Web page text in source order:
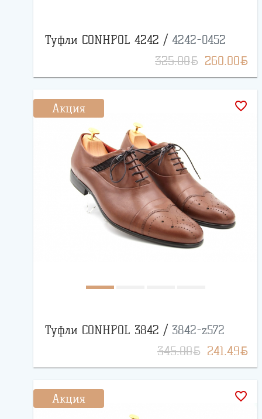
Туфли CONHPOL 4242 / 4242-0452
325.00BYN 260.00BYN
Акция favorite_border
Туфли CONHPOL 3842 / 3842-z572
345.00BYN 241.49BYN
Акция favorite_border